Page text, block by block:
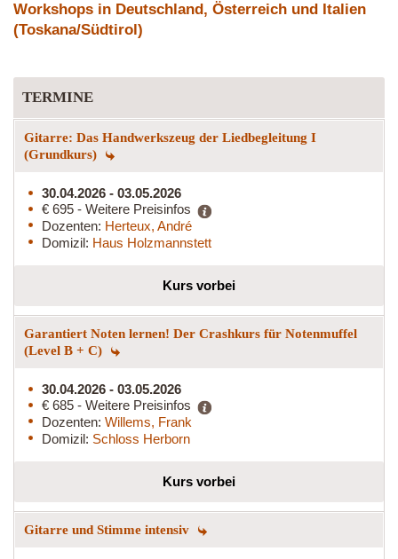
Workshops in Deutschland, Österreich und Italien
(Toskana/Südtirol)
TERMINE
Gitarre: Das Handwerkszeug der Liedbegleitung I
(Grundkurs)
30.04.2026 - 03.05.2026
€ 695 - Weitere Preisinfos
Dozenten: Herteux, André
Domizil: Haus Holzmannstett
Kurs vorbei
Garantiert Noten lernen! Der Crashkurs für Notenmuffel
(Level B + C)
30.04.2026 - 03.05.2026
€ 685 - Weitere Preisinfos
Dozenten: Willems, Frank
Domizil: Schloss Herborn
Kurs vorbei
Gitarre und Stimme intensiv